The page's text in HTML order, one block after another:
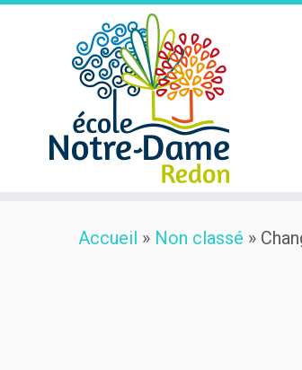
Accueil » Non classé »